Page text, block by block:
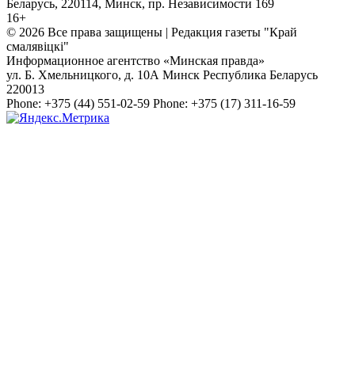
Беларусь, 220114, Минск, пр. Независимости 169
16+
© 2026 Все права защищены | Редакция газеты "Край
смалявiцкi"
Информационное агентство «Минская правда»
ул. Б. Хмельницкого, д. 10А Минск Республика Беларусь
220013
Phone: +375 (44) 551-02-59 Phone: +375 (17) 311-16-59